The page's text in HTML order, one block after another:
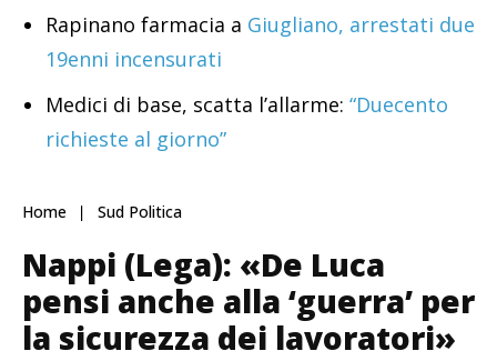
Rapinano farmacia a Giugliano, arrestati due
19enni incensurati
Medici di base, scatta l’allarme: “Duecento
richieste al giorno”
Home Sud Politica
Nappi (Lega): «De Luca
pensi anche alla ‘guerra’ per
la sicurezza dei lavoratori»